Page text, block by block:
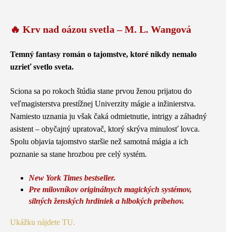
🔥 Krv nad oázou svetla – M. L. Wangová
Temný fantasy román o tajomstve, ktoré nikdy nemalo
uzrieť svetlo sveta.
Sciona sa po rokoch štúdia stane prvou ženou prijatou do
veľmagisterstva prestížnej Univerzity mágie a inžinierstva.
Namiesto uznania ju však čaká odmietnutie, intrigy a záhadný
asistent – obyčajný upratovač, ktorý skrýva minulosť lovca.
Spolu objavia tajomstvo staršie než samotná mágia a ich
poznanie sa stane hrozbou pre celý systém.
New York Times bestseller.
Pre milovníkov originálnych magických systémov,
silných ženských hrdiniek a hlbokých príbehov.
Ukážku nájdete TU.